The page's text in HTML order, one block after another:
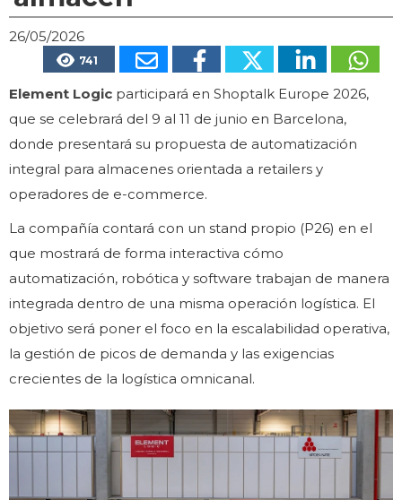
26/05/2026
741
Element Logic participará en Shoptalk Europe 2026,
que se celebrará del 9 al 11 de junio en Barcelona,
donde presentará su propuesta de automatización
integral para almacenes orientada a retailers y
operadores de e-commerce.
La compañía contará con un stand propio (P26) en el
que mostrará de forma interactiva cómo
automatización, robótica y software trabajan de manera
integrada dentro de una misma operación logística. El
objetivo será poner el foco en la escalabilidad operativa,
la gestión de picos de demanda y las exigencias
crecientes de la logística omnicanal.